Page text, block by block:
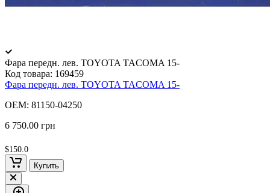
Фара передн. лев. TOYOTA TACOMA 15-
Код товара: 169459
Фара передн. лев. TOYOTA TACOMA 15-
OEM: 81150-04250
6 750.00 грн
$150.0
Купить